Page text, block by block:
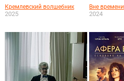
Кремлевский волшебник
2025
Вне времени
2024